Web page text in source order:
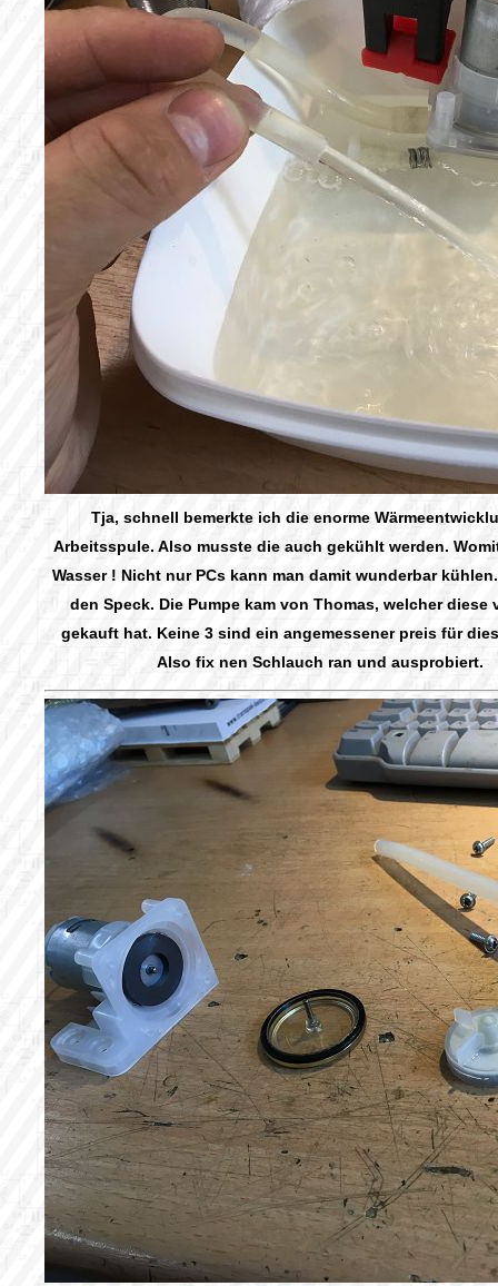
Tja, schnell bemerkte ich die enorme
Arbeitsspule. Also musste die auch gekühlt werden.
Wasser ! Nicht nur PCs kann man damit wunderbar
den Speck. Die Pumpe kam von Thomas, welcher diese
gekauft hat. Keine 3 sind ein angemessener preis für
Also fix nen Schlauch ran und ausprobiert.